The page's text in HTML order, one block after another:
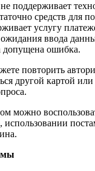
поддерживает
средств для
услугу
ввода
ошибка.
повторить
другой картой или
можно
использовании